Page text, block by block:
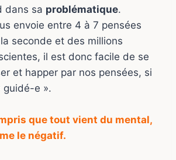
dans sa problématique.
envoie entre 4 à 7 pensées
seconde et des millions
il est donc facile de se
et happer par nos pensées, si
guidé-e ».
que tout vient du mental,
le négatif.